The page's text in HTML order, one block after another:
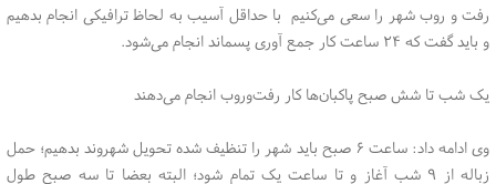
رفت و روب شهر را سعی می‌کنیم با حداقل آسیب به لحاظ ترافیکی انجام بدهیم
و باید گفت که ۲۴ ساعت کار جمع آوری پسماند انجام می‌شود.
یک شب تا شش صبح پاکبان‌ها کار رفت‌وروب انجام می‌دهند
وی ادامه داد: ساعت ۶ صبح باید شهر را تنظیف شده تحویل شهروند بدهیم؛ حمل
زباله از ۹ شب آغاز و تا ساعت یک تمام شود؛ البته بعضا تا سه صبح طول